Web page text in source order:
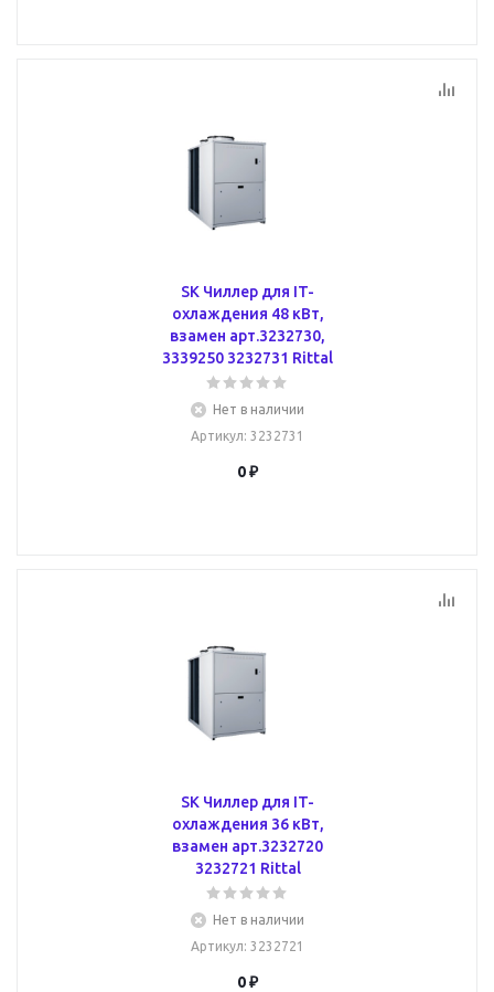
SK Чиллер для IT-
охлаждения 48 кВт,
взамен арт.3232730,
3339250 3232731 Rittal
Нет в наличии
Артикул: 3232731
0 ₽
SK Чиллер для IT-
охлаждения 36 кВт,
взамен арт.3232720
3232721 Rittal
Нет в наличии
Артикул: 3232721
0 ₽